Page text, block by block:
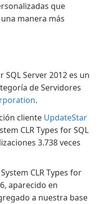
que
manera más
SQL Server 2012 es un
de Servidores
.
cliente UpdateStar
CLR Types for SQL
3.738 veces
CLR Types for
aparecido en
a nuestra base